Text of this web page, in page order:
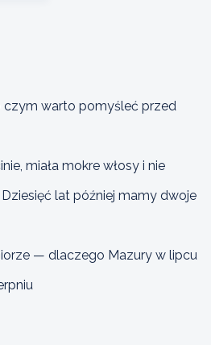
czym warto pomyśleć przed
miała mokre włosy i nie
lat później mamy dwoje
— dlaczego Mazury w lipcu